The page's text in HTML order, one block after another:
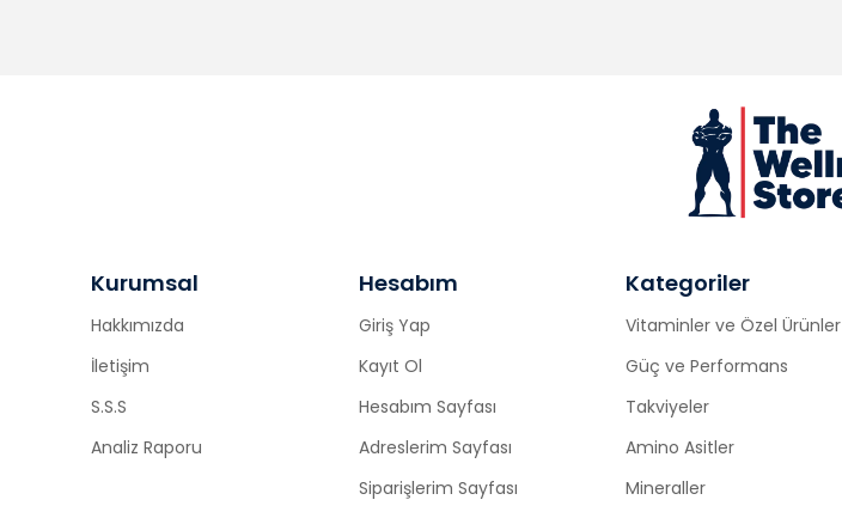
Kurumsal
Hakkımızda
İletişim
S.S.S
Analiz Raporu
Hesabım
Giriş Yap
Kayıt Ol
Hesabım Sayfası
Adreslerim Sayfası
Siparişlerim Sayfası
Kategoriler
Vitaminler ve Özel Ürünler
Güç ve Performans
Takviyeler
Amino Asitler
Mineraller